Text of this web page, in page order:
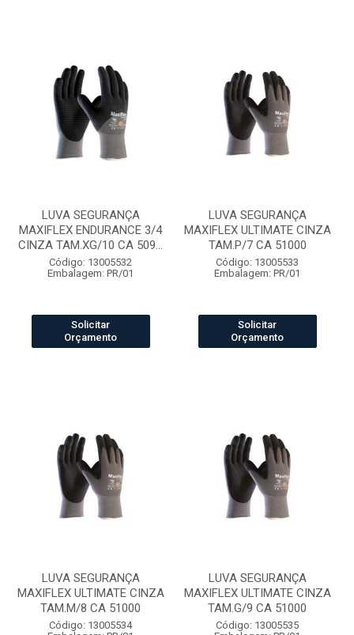
LUVA SEGURANÇA
MAXIFLEX ENDURANCE 3/4
CINZA TAM.XG/10 CA 509...
Código: 13005532
Embalagem: PR/01
Solicitar
Orçamento
LUVA SEGURANÇA
MAXIFLEX ULTIMATE CINZA
TAM.P/7 CA 51000
Código: 13005533
Embalagem: PR/01
Solicitar
Orçamento
LUVA SEGURANÇA
MAXIFLEX ULTIMATE CINZA
TAM.M/8 CA 51000
Código: 13005534
LUVA SEGURANÇA
MAXIFLEX ULTIMATE CINZA
TAM.G/9 CA 51000
Código: 13005535